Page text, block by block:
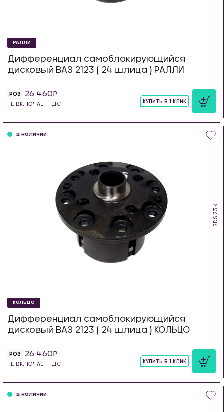
РАЛЛИ
Дифференциал самоблокирующийся
дисковый ВАЗ 2123 ( 24 шлица ) РАЛЛИ
РОЗ 26 460
НЕ ВКЛЮЧАЕТ НДС
КУПИТЬ В 1 КЛИК
SDS.23.K
в наличии
КОЛЬЦО
Дифференциал самоблокирующийся
дисковый ВАЗ 2123 ( 24 шлица ) КОЛЬЦО
РОЗ 26 460
НЕ ВКЛЮЧАЕТ НДС
КУПИТЬ В 1 КЛИК
в наличии